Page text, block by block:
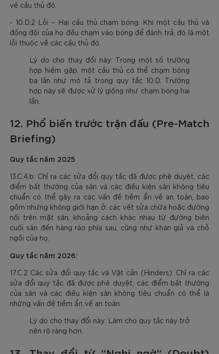
về cầu thủ đó.
- 10.D.2 Lỗi – Hai cầu thủ chạm bóng: Khi một cầu thủ và
đồng đội của họ đều chạm vào bóng để đánh trả, đó là một
lỗi thuộc về các cầu thủ đó.
Lý do cho thay đổi này: Trong một số trường
hợp hiếm gặp, một cầu thủ có thể chạm bóng
ba lần như mô tả trong quy tắc 10.D. Trường
hợp này sẽ được xử lý giống như chạm bóng hai
lần.
12. Phổ biến trước trận đấu (Pre-Match
Briefing)
Quy tắc năm 2025
13.C.4.b: Chỉ ra các sửa đổi quy tắc đã được phê duyệt, các
điểm bất thường của sân và các điều kiện sân không tiêu
chuẩn có thể gây ra các vấn đề tiềm ẩn về an toàn, bao
gồm nhưng không giới hạn ở: các vết sửa chữa hoặc đường
nối trên mặt sân, khoảng cách khác nhau từ đường biên
cuối sân đến hàng rào phía sau, cũng như khán giả và chỗ
ngồi của họ.
Quy tắc năm 2026:
17.C.2 Các sửa đổi quy tắc và Vật cản (Hinders): Chỉ ra các
sửa đổi quy tắc đã được phê duyệt, các điểm bất thường
của sân và các điều kiện sân không tiêu chuẩn có thể là
những vấn đề tiềm ẩn về an toàn.
Lý do cho thay đổi này: Làm cho quy tắc này trở
nên rõ ràng hơn.